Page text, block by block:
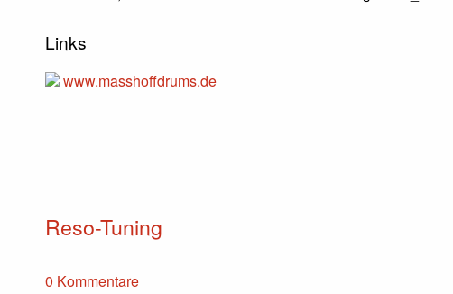
Links
www.masshoffdrums.de
Reso-Tuning
0 Kommentare